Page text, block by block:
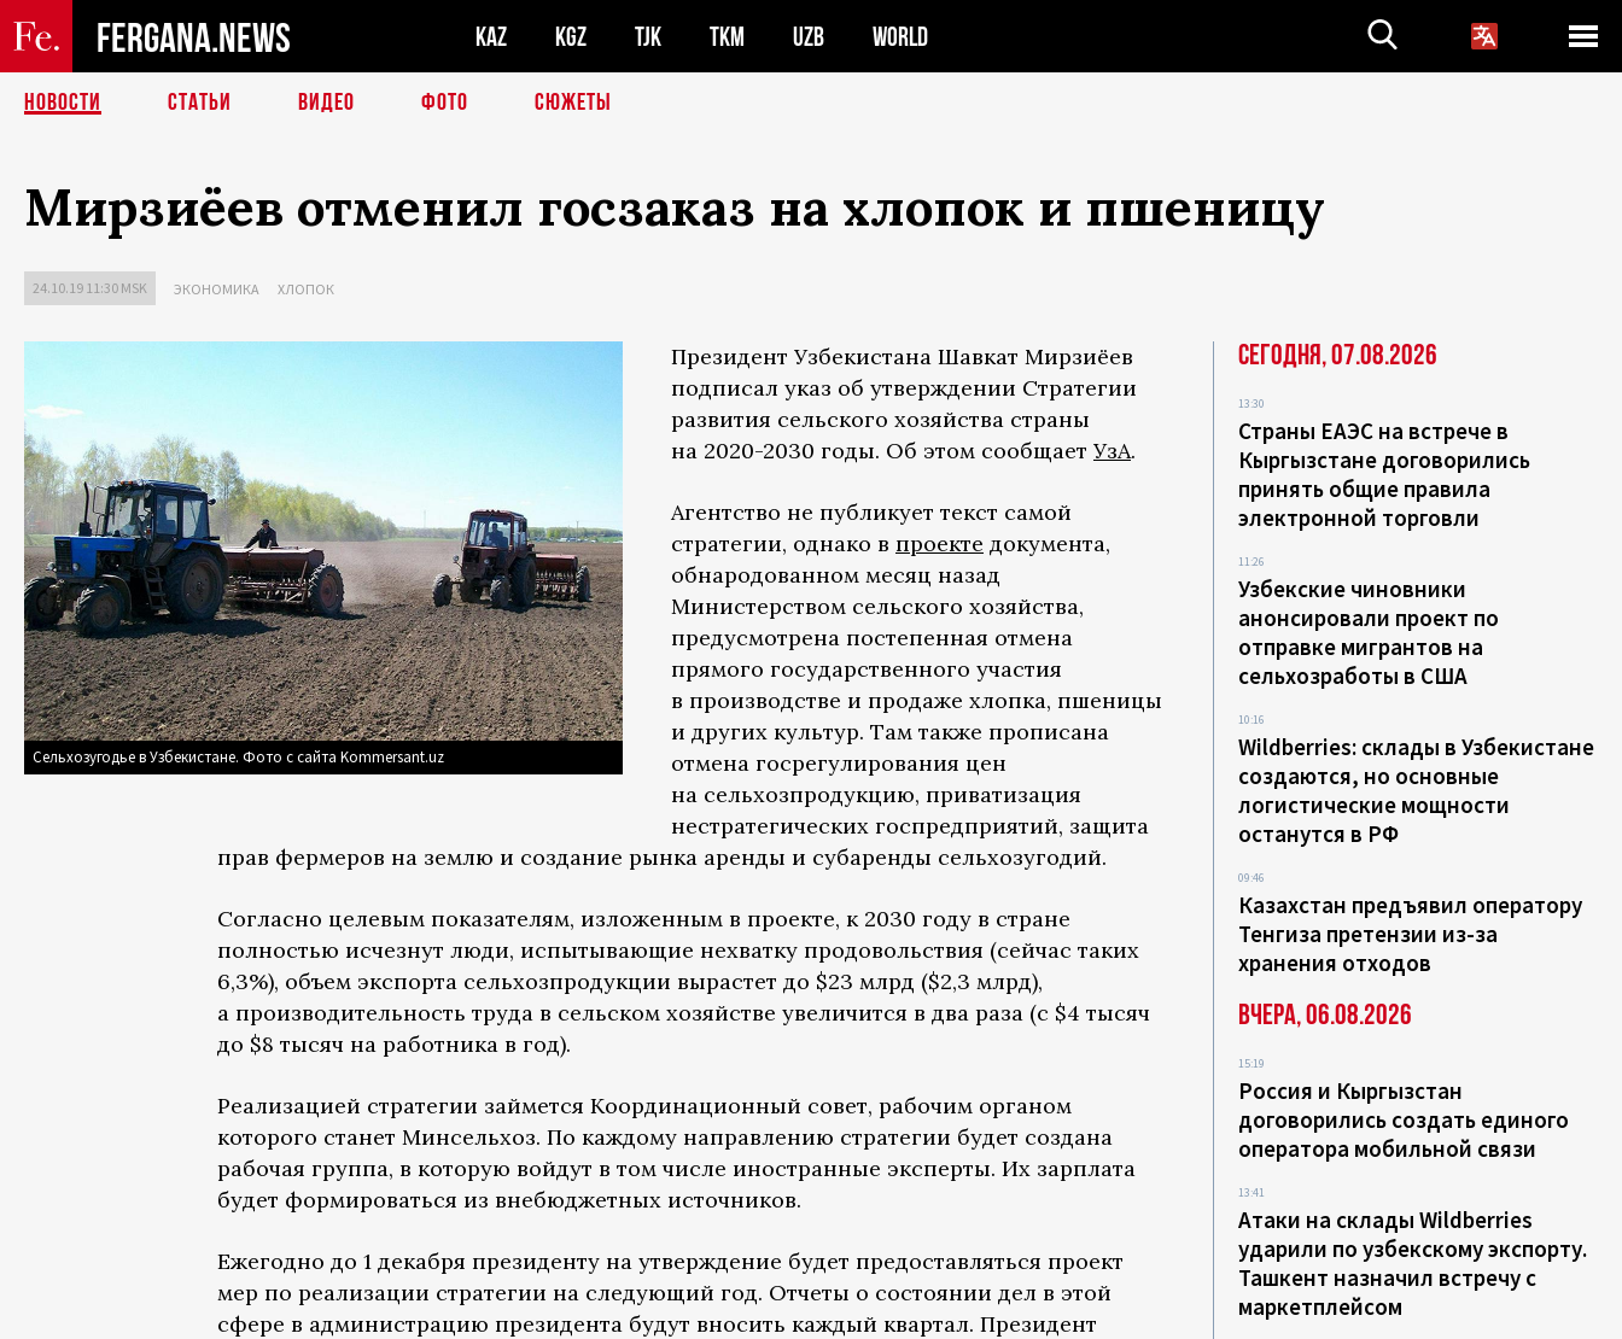
FERGANA.NEWS KAZ KGZ TJK TKM UZB WORLD
НОВОСТИ СТАТЬИ ВИДЕО ФОТО СЮЖЕТЫ
Мирзиёев отменил госзаказ на хлопок и пшеницу
24.10.19 11:30 MSK ЭКОНОМИКА ХЛОПОК
Сельхозугодье в Узбекистане. Фото с сайта Kommersant.uz
Президент Узбекистана Шавкат Мирзиёев
подписал указ об утверждении Стратегии
развития сельского хозяйства страны
на 2020-2030 годы. Об этом сообщает УзА.
Агентство не публикует текст самой
стратегии, однако в проекте документа,
обнародованном месяц назад
Министерством сельского хозяйства,
предусмотрена постепенная отмена
прямого государственного участия
в производстве и продаже хлопка, пшеницы
и других культур. Там также прописана
отмена госрегулирования цен
на сельхозпродукцию, приватизация
нестратегических госпредприятий, защита
прав фермеров на землю и создание рынка аренды и субаренды сельхозугодий.
Согласно целевым показателям, изложенным в проекте, к 2030 году в стране
полностью исчезнут люди, испытывающие нехватку продовольствия (сейчас таких
6,3%), объем экспорта сельхозпродукции вырастет до $23 млрд ($2,3 млрд),
а производительность труда в сельском хозяйстве увеличится в два раза (с $4 тысяч
до $8 тысяч на работника в год).
Реализацией стратегии займется Координационный совет, рабочим органом
которого станет Минсельхоз. По каждому направлению стратегии будет создана
рабочая группа, в которую войдут в том числе иностранные эксперты. Их зарплата
будет формироваться из внебюджетных источников.
Ежегодно до 1 декабря президенту на утверждение будет предоставляться проект
мер по реализации стратегии на следующий год. Отчеты о состоянии дел в этой
сфере в администрацию президента будут вносить каждый квартал. Президент
Сегодня, 07.08.2026
13:30
Страны ЕАЭС на встрече в
Кыргызстане договорились
принять общие правила
электронной торговли
11:26
Узбекские чиновники
анонсировали проект по
отправке мигрантов на
сельхозработы в США
10:16
Wildberries: склады в Узбекистане
создаются, но основные
логистические мощности
останутся в РФ
09:46
Казахстан предъявил оператору
Тенгиза претензии из-за
хранения отходов
Вчера, 06.08.2026
15:19
Россия и Кыргызстан
договорились создать единого
оператора мобильной связи
13:41
Атаки на склады Wildberries
ударили по узбекскому экспорту.
Ташкент назначил встречу с
маркетплейсом